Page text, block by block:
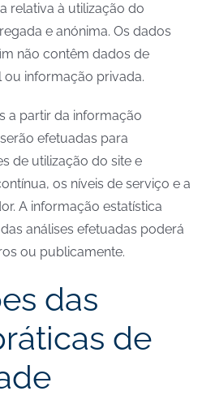
relativa à utilização do
e anónima. Os dados
não contêm dados de
ou informação privada.
a partir da informação
efetuadas para
de utilização do site e
os níveis de serviço e a
A informação estatística
análises efetuadas poderá
ou publicamente.
das
de